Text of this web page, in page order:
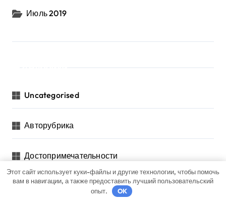
Июль 2019
Uncategorised
Авторубрика
Достопримечательности
Криптовалюта и бизнес
Этот сайт использует куки-файлы и другие технологии, чтобы помочь
вам в навигации, а также предоставить лучший пользовательский
опыт.
OK